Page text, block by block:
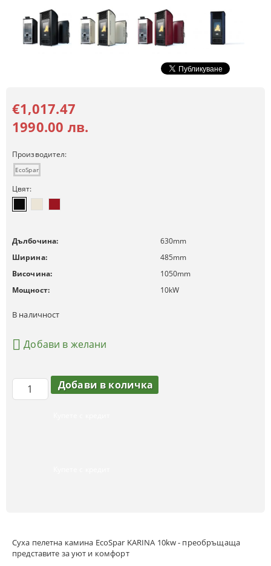
Суха пелетна камина EcoSpar KARINA 10kw - преобръщаща
представите за уют и комфорт
€1,017.47
1990.00 лв.
Производител:
EcoSpar
Цвят:
Дълбочина: 630mm
Ширина:
485mm
Височина:
1050mm
Мощност:
10kW
В наличност
Добави в желани